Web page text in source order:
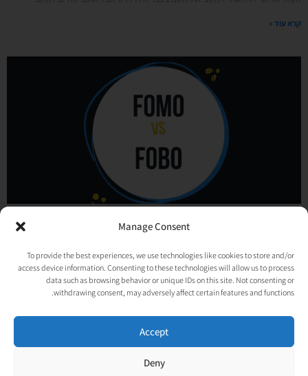
Manage Consent
To provide the best experiences, we use technologies like cookies to store and/or
access device information. Consenting to these technologies will allow us to process
data such as browsing behavior or unique IDs on this site. Not consenting or
withdrawing consent, may adversely affect certain features and functions.
Accept
Deny
קרא עוד »
בכל שנה בדצמבר אנשים עושים רשימות וסיכומים. רשימות של המילים, המקומות,
המסעדות והמנות שהיו הכי הכי השנה. ואני? אני לפעמים מנסה לשוט נגד הזרם
ובמקום לחכות
קרא עוד »
© כל הזכויות שמורות לאורטל גנות-אפלבוים |